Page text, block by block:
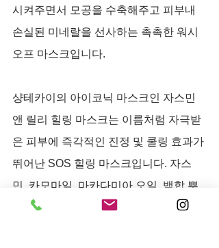
시켜주면서 모공을 수축해주고 피부내
손실된 미네랄을 선사하는 촉촉한 워시
오프 마스크입니다.
샹테카이의 아이코닉 마스크인 자스민
앤 릴리 힐링 마스크는 이름처럼 자극받
은 피부에 즉각적인 진정 및 쿨링 효과가
뛰어난 SOS 힐링 마스크입니다. 자스
민, 카모마일, 마카다미아 오일, 백합 뿌
리, 해초 성분 등이 함유되어 민감한 피부